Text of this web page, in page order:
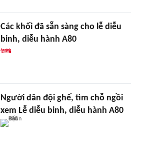
Các khối đã sẵn sàng cho lễ diễu
binh, diễu hành A80
Người dân đội ghế, tìm chỗ ngồi
xem Lễ diễu binh, diễu hành A80